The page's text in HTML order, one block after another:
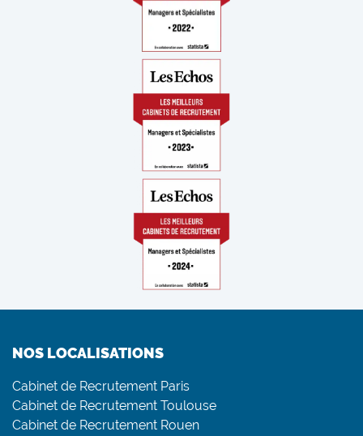
NOS LOCALISATIONS
Cabinet de Recrutement Paris
Cabinet de Recrutement Toulouse
Cabinet de Recrutement Rouen